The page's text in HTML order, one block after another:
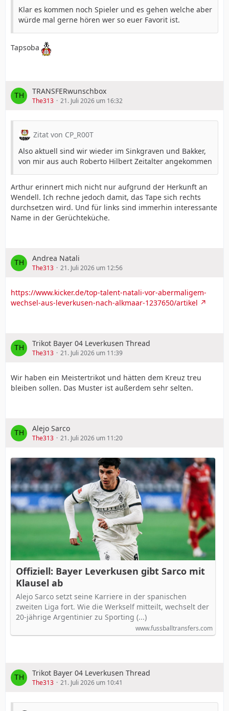
Klar es kommen noch Spieler und es gehen welche aber
würde mal gerne hören wer so euer Favorit ist.
Tapsoba
TRANSFERwunschbox
The313 21. Juli 2026 um 16:32
Zitat von CP_R00T
Also aktuell sind wir wieder im Sinkgraven und Bakker,
von mir aus auch Roberto Hilbert Zeitalter angekommen
Arthur erinnert mich nicht nur aufgrund der Herkunft an
Wendell. Ich rechne jedoch damit, das Tape sich rechts
durchsetzen wird. Und für links sind immerhin interessante
Name in der Gerüchteküche.
Andrea Natali
The313 21. Juli 2026 um 12:56
https://www.kicker.de/top-talent-natali-vor-abermaligem-
wechsel-aus-leverkusen-nach-alkmaar-1237650/artikel
Trikot Bayer 04 Leverkusen Thread
The313 21. Juli 2026 um 11:39
Wir haben ein Meistertrikot und hätten dem Kreuz treu
bleiben sollen. Das Muster ist außerdem sehr selten.
Alejo Sarco
The313 21. Juli 2026 um 11:20
Offiziell: Bayer Leverkusen gibt Sarco mit
Klausel ab
Alejo Sarco setzt seine Karriere in der spanischen
zweiten Liga fort. Wie die Werkself mitteilt, wechselt der
20-jährige Argentinier zu Sporting (...)
www.fussballtransfers.com
Trikot Bayer 04 Leverkusen Thread
The313 21. Juli 2026 um 10:41